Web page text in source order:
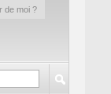
de moi ?